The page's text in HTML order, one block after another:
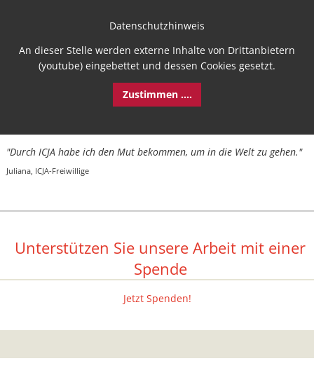
Datenschutzhinweis
An dieser Stelle werden externe Inhalte von Drittanbietern
(youtube) eingebettet und dessen Cookies gesetzt.
Zustimmen ....
"Durch ICJA habe ich den Mut bekommen, um in die Welt zu gehen."
Juliana, ICJA-Freiwillige
Unterstützen Sie unsere Arbeit mit einer
Spende
Jetzt Spenden!